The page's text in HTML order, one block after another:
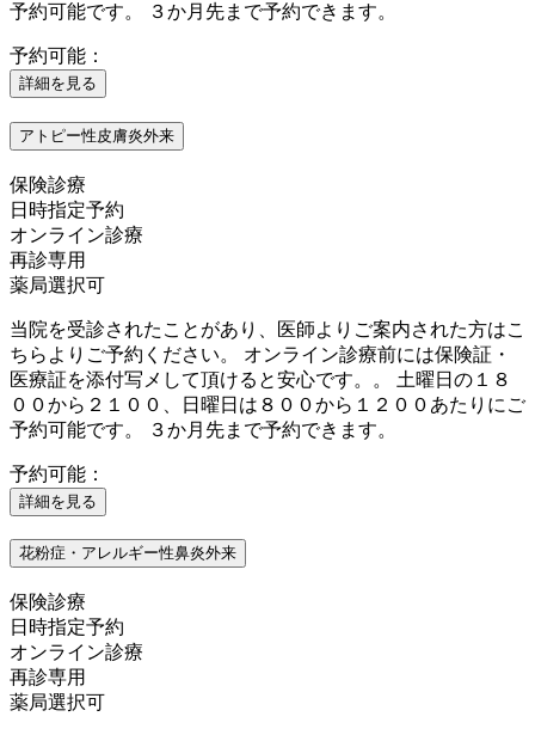
予約可能です。 ３か月先まで予約できます。
予約可能：
詳細を見る
アトピー性皮膚炎外来
保険診療
日時指定予約
オンライン診療
再診専用
薬局選択可
当院を受診されたことがあり、医師よりご案内された方はこ
ちらよりご予約ください。 オンライン診療前には保険証・
医療証を添付写メして頂けると安心です。。 土曜日の１８
００から２１００、日曜日は８００から１２００あたりにご
予約可能です。 ３か月先まで予約できます。
予約可能：
詳細を見る
花粉症・アレルギー性鼻炎外来
保険診療
日時指定予約
オンライン診療
再診専用
薬局選択可